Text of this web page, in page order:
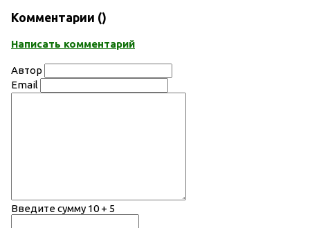
Комментарии ()
Написать комментарий
Автор
Email
Введите сумму 10 + 5